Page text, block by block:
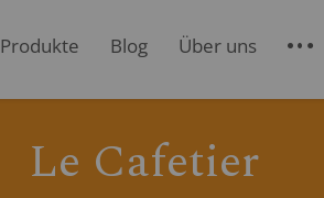
Produkte Blog Über uns S
Le Cafetier